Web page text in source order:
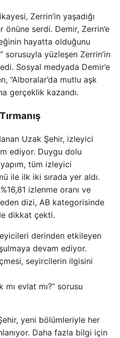
Zerrin’in yaşadığı
serdi. Demir, Zerrin’e
hayatta olduğunu
sorusuyla yüzleşen Zerrin’in
Sosyal medyada Demir’e
“Alboralar’da mutlu aşk
gerçeklik kazandı.
Uzak Şehir, izleyici
ediyor. Duygu dolu
tüm izleyici
ile ilk iki sırada yer aldı.
izlenme oranı ve
dizi, AB kategorisinde
dikkat çekti.
derinden etkileyen
devam ediyor.
seyircilerin ilgisini
mı evlat mı?” sorusu
yeni bölümleriyle her
Daha fazla bilgi için